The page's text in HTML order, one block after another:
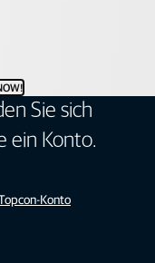
Sie sich
ein Konto.
Konto